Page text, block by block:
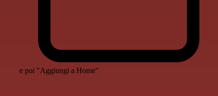
e poi "Aggiungi a Home"